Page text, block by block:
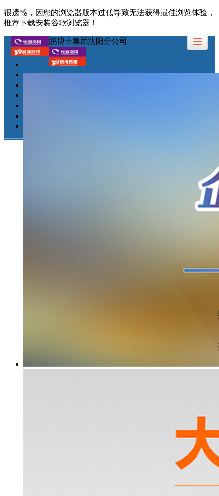
很遗憾，因您的浏览器版本过低导致无法获得最佳浏览体验，
推荐下载安装谷歌浏览器！
鹏博士集团沈阳分公司
沈阳宽带
光纤宽带套餐
光纤专线新闻